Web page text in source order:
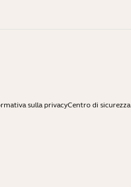
sulla privacyCentro di sicurezza